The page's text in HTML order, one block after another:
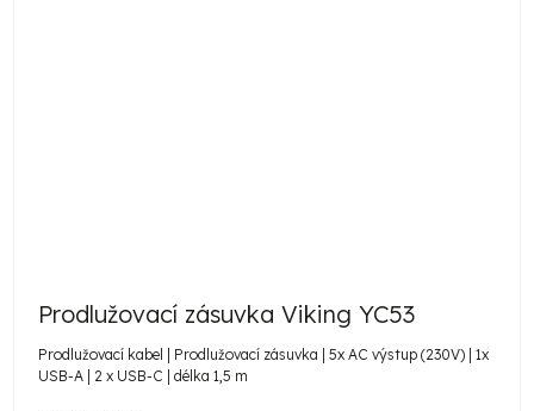
Prodlužovací zásuvka Viking YC53
Prodlužovací kabel | Prodlužovací zásuvka | 5x AC výstup (230V) | 1x
USB-A | 2 x USB-C | délka 1,5 m